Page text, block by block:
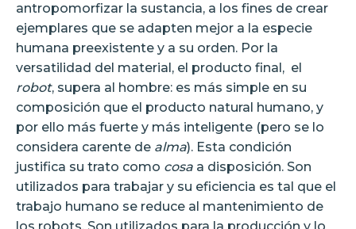
antropomorfizar la sustancia, a los fines de crear
ejemplares que se adapten mejor a la especie
humana preexistente y a su orden. Por la
versatilidad del material, el producto final, el
robot, supera al hombre: es más simple en su
composición que el producto natural humano, y
por ello más fuerte y más inteligente (pero se lo
considera carente de alma). Esta condición
justifica su trato como cosa a disposición. Son
utilizados para trabajar y su eficiencia es tal que el
trabajo humano se reduce al mantenimiento de